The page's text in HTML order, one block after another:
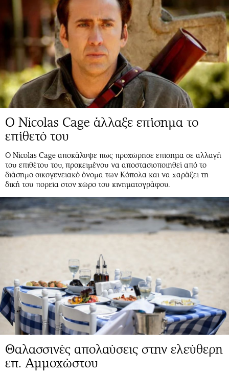
O Nicolas Cage άλλαξε επίσημα το
επίθετό του
Ο Nicolas Cage αποκάλυψε πως προχώρησε επίσημα σε αλλαγή
του επιθέτου του, προκειμένου να αποστασιοποιηθεί από το
διάσημο οικογενειακό όνομα των Κόπολα και να χαράξει τη
δική του πορεία στον χώρο του κινηματογράφου.
Θαλασσινές απολαύσεις στην ελεύθερη
επ. Αμμοχώστου